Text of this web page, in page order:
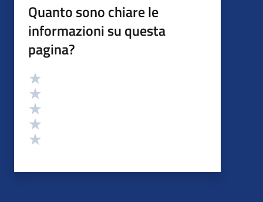
Quanto sono chiare le
informazioni su questa
pagina?
Valutazione